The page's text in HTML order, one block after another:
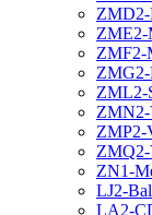
ZMD2-
ZME2-
ZMF2-
ZML2-
ZMN2-
ZMP2-
ZMQ2-
ZN1-
LJ2-
LA2-